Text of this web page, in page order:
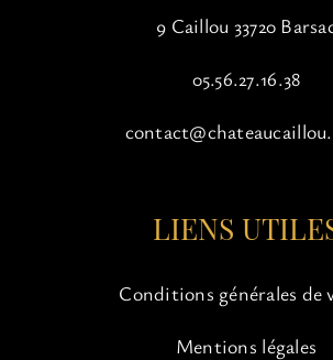
9 Caillou 33720
05.56.27.16.38
LIENS
Conditions générales de
Mentions légales